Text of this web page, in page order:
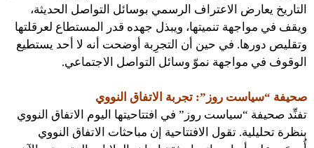
التاريخ يعارض الاعتراف الرسمي بوسائل التواصل الحديثة،
ويقف في مواجهة تنميتها، ويبذل جهده قدر المستطاع لعرقلتها
وتقليص دورها. في حين أن التجرِبة أوضحت أنه لا أحد يستطيع
الوقوف في مواجهة نموّ وسائل التواصل الاجتماعي.
صحيفة “سياست روز”: تجربة الاتفاق النووي
تفنِّد صحيفة “سياست روز” في افتتاحيتها اليوم الاتفاق النووي
بنظرة تحليلية. تقول الافتتاحية إن مباحثات الاتفاق النووي